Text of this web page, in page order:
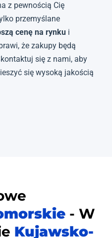
z pewnością Cię
przemyślane
cenę na rynku i
że zakupy będą
się z nami, aby
się wysoką jakością
- W
Kujawsko-